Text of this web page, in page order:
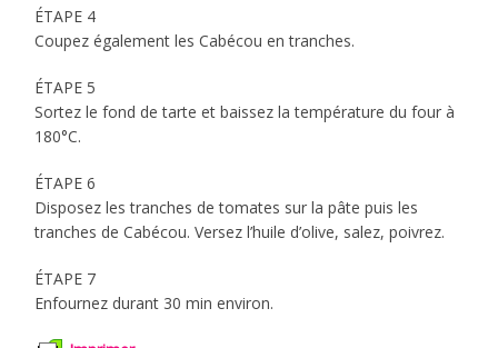
ÉTAPE 4
Coupez également les Cabécou en tranches.
ÉTAPE 5
Sortez le fond de tarte et baissez la température du four à
180°C.
ÉTAPE 6
Disposez les tranches de tomates sur la pâte puis les
tranches de Cabécou. Versez l’huile d’olive, salez, poivrez.
ÉTAPE 7
Enfournez durant 30 min environ.